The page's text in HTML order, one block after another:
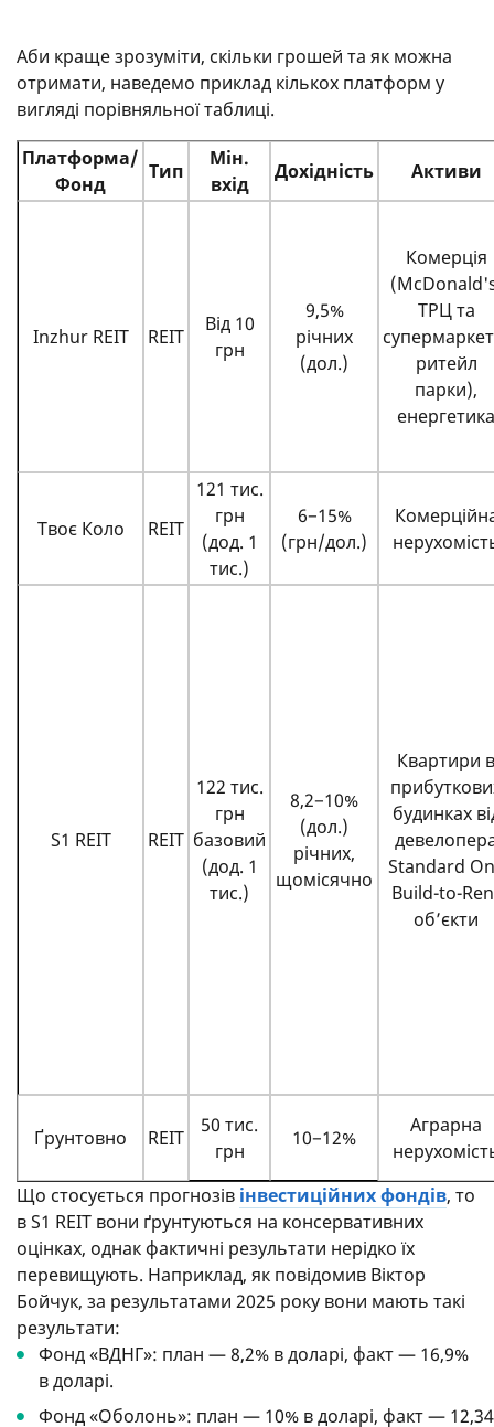
Аби краще зрозуміти, скільки грошей та як можна
отримати, наведемо приклад кількох платформ у
вигляді порівняльної таблиці.
Платформа/
Фонд
Тип
Мін.
вхід
Дохідність Активи
Inzhur REIT REIT
Від 10
грн
9,5%
річних
(дол.)
Комерція
ТРЦ та
ритейл
парки),
енергетика
Твоє Коло REIT
121 тис.
грн
(дод. 1
тис.)
6−15%
(грн/дол.)
S1 REIT REIT
122 тис.
грн
базовий
(дод. 1
тис.)
8,2−10%
(дол.)
річних,
щомісячно
Квартири в
будинках
Standard
Build-to-
об’єкти
Ґрунтовно REIT
50 тис.
грн
10−12%
Аграрна
Що стосується прогнозів інвестиційних фондів, то
в S1 REIT вони ґрунтуються на консервативних
оцінках, однак фактичні результати нерідко їх
перевищують. Наприклад, як повідомив Віктор
Бойчук, за результатами 2025 року вони мають такі
результати:
Фонд «ВДНГ»: план — 8,2% в доларі, факт — 16,9%
в доларі.
Фонд «Оболонь»: план — 10% в доларі, факт —